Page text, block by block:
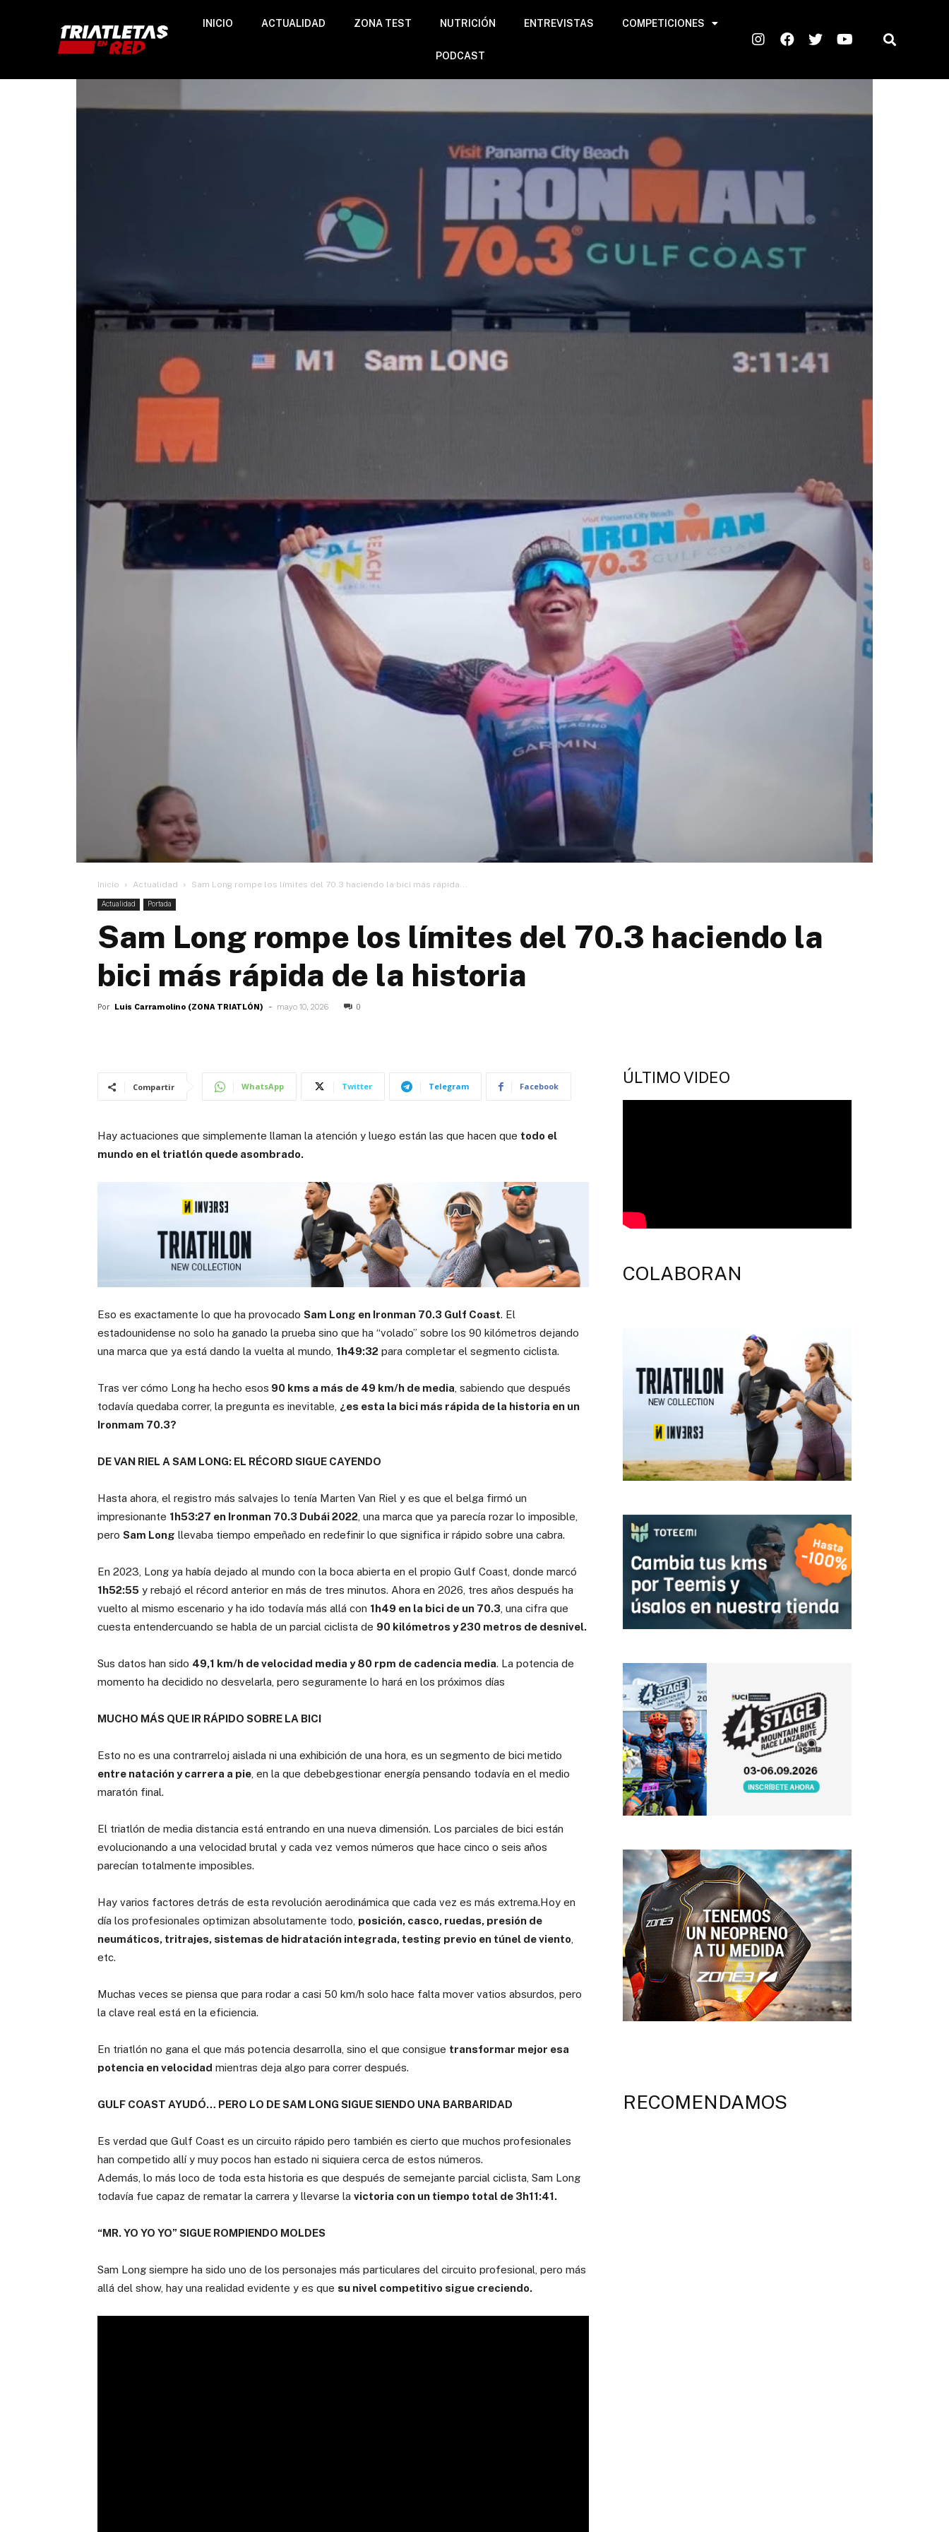
INICIO ACTUALIDAD ZONA TEST NUTRICIÓN ENTREVISTAS COMPETICIONES
PODCAST
Inicio Actualidad Sam Long rompe los límites del 70.3 haciendo la bici más rápida...
Actualidad Portada
Sam Long rompe los límites del 70.3 haciendo la
bici más rápida de la historia
Por Luis Carramolino (ZONA TRIATLÓN) - mayo 10, 2026 0
Compartir WhatsApp Twitter Telegram Facebook
Hay actuaciones que simplemente llaman la atención y luego están las que hacen que todo el
mundo en el triatlón quede asombrado.
Eso es exactamente lo que ha provocado Sam Long en Ironman 70.3 Gulf Coast. El
estadounidense no solo ha ganado la prueba sino que ha “volado” sobre los 90 kilómetros dejando
una marca que ya está dando la vuelta al mundo, 1h49:32 para completar el segmento ciclista.
Tras ver cómo Long ha hecho esos 90 kms a más de 49 km/h de media , sabiendo que después
todavía quedaba correr, la pregunta es inevitable, ¿es esta la bici más rápida de la historia en un
Ironmam 70.3?
DE VAN RIEL A SAM LONG: EL RÉCORD SIGUE CAYENDO
Hasta ahora, el registro más salvajes lo tenía Marten Van Riel y es que el belga firmó un
impresionante 1h53:27 en Ironman 70.3 Dubái 2022 , una marca que ya parecía rozar lo imposible,
pero Sam Long llevaba tiempo empeñado en redefinir lo que significa ir rápido sobre una cabra.
En 2023, Long ya había dejado al mundo con la boca abierta en el propio Gulf Coast, donde marcó
1h52:55 y rebajó el récord anterior en más de tres minutos. Ahora en 2026, tres años después ha
vuelto al mismo escenario y ha ido todavía más allá con 1h49 en la bici de un 70.3 , una cifra que
cuesta entendercuando se habla de un parcial ciclista de 90 kilómetros y 230 metros de desnivel.
Sus datos han sido 49,1 km/h de velocidad media y 80 rpm de cadencia media. La potencia de
momento ha decidido no desvelarla, pero seguramente lo hará en los próximos días
MUCHO MÁS QUE IR RÁPIDO SOBRE LA BICI
Esto no es una contrarreloj aislada ni una exhibición de una hora, es un segmento de bici metido
entre natación y carrera a pie , en la que debebgestionar energía pensando todavía en el medio
maratón final.
El triatlón de media distancia está entrando en una nueva dimensión. Los parciales de bici están
evolucionando a una velocidad brutal y cada vez vemos números que hace cinco o seis años
parecían totalmente imposibles.
Hay varios factores detrás de esta revolución aerodinámica que cada vez es más extrema.Hoy en
día los profesionales optimizan absolutamente todo, posición, casco, ruedas, presión de
neumáticos, tritrajes, sistemas de hidratación integrada, testing previo en túnel de viento
etc.
Muchas veces se piensa que para rodar a casi 50 km/h solo hace falta mover vatios absurdos, pero
la clave real está en la eficiencia.
En triatlón no gana el que más potencia desarrolla, sino el que consigue transformar mejor esa
potencia en velocidad mientras deja algo para correr después.
GULF COAST AYUDÓ… PERO LO DE SAM LONG SIGUE SIENDO UNA BARBARIDAD
Es verdad que Gulf Coast es un circuito rápido pero también es cierto que muchos profesionales
han competido allí y muy pocos han estado ni siquiera cerca de estos números.
Además, lo más loco de toda esta historia es que después de semejante parcial ciclista, Sam Long
todavía fue capaz de rematar la carrera y llevarse la victoria con un tiempo total de 3h11:41.
“MR. YO YO YO” SIGUE ROMPIENDO MOLDES
Sam Long siempre ha sido uno de los personajes más particulares del circuito profesional, pero más
allá del show, hay una realidad evidente y es que su nivel competitivo sigue creciendo.
ÚLTIMO VIDEO
COLABORAN
RECOMENDAMOS